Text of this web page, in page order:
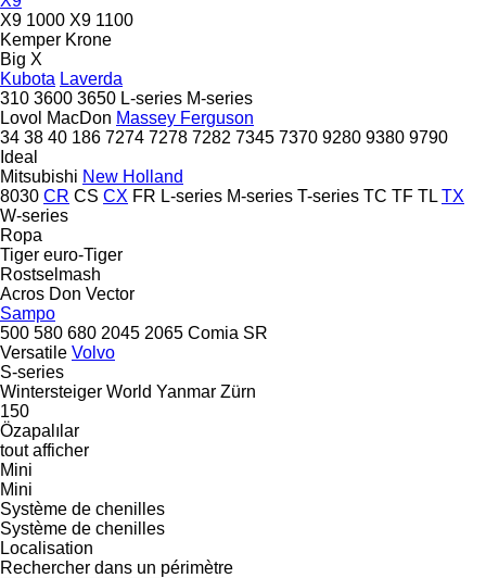
X9 1000 X9 1100
Kemper Krone
Big X
Kubota Laverda
310 3600 3650 L-series M-series
Lovol MacDon Massey Ferguson
34 38 40 186 7274 7278 7282 7345 7370 9280 9380 9790
Ideal
Mitsubishi New Holland
8030 CR CS CX FR L-series M-series T-series TC TF TL TX
W-series
Ropa
Tiger euro-Tiger
Rostselmash
Acros Don Vector
Sampo
500 580 680 2045 2065 Comia SR
Versatile Volvo
S-series
Wintersteiger World Yanmar Zürn
150
Özapalılar
tout afficher
Mini
Mini
Système de chenilles
Système de chenilles
Localisation
Rechercher dans un périmètre